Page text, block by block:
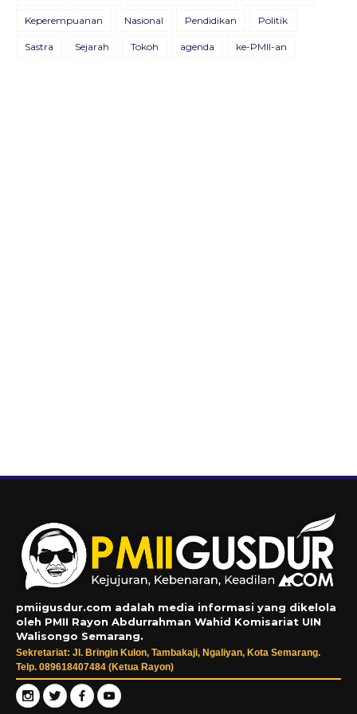
09 Juli 2021
Keperempuanan Nasional Pendidikan Politik
Sastra Sejarah Tokoh agenda ke-PMII-an
pmiigusdur.com adalah media informasi yang dikelola
oleh PMII Rayon Abdurrahman Wahid Komisariat UIN
Walisongo Semarang.
Sekretariat: Jl. Bringin Kulon, Tambakaji, Ngaliyan, Kota Semarang.
Telp. 089618407484 (Ketua Rayon)